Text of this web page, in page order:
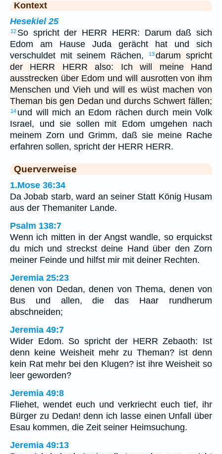
Kontext
Hesekiel 25
12 So spricht der HERR HERR: Darum daß sich
Edom am Hause Juda gerächt hat und sich
verschuldet mit seinem Rächen,
13 darum spricht
der HERR HERR also: Ich will meine Hand
ausstrecken über Edom und will ausrotten von ihm
Menschen und Vieh und will es wüst machen von
Theman bis gen Dedan und durchs Schwert fällen;
14 und will mich an Edom rächen durch mein Volk
Israel, und sie sollen mit Edom umgehen nach
meinem Zorn und Grimm, daß sie meine Rache
erfahren sollen, spricht der HERR HERR.
Querverweise
1.Mose 36:34
Da Jobab starb, ward an seiner Statt König Husam
aus der Themaniter Lande.
Psalm 138:7
Wenn ich mitten in der Angst wandle, so erquickst
du mich und streckst deine Hand über den Zorn
meiner Feinde und hilfst mir mit deiner Rechten.
Jeremia 25:23
denen von Dedan, denen von Thema, denen von
Bus und allen, die das Haar rundherum
abschneiden;
Jeremia 49:7
Wider Edom. So spricht der HERR Zebaoth: Ist
denn keine Weisheit mehr zu Theman? ist denn
kein Rat mehr bei den Klugen? ist ihre Weisheit so
leer geworden?
Jeremia 49:8
Fliehet, wendet euch und verkriecht euch tief, ihr
Bürger zu Dedan! denn ich lasse einen Unfall über
Esau kommen, die Zeit seiner Heimsuchung.
Jeremia 49:13